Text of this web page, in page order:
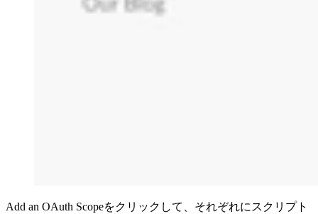
Add an OAuth Scopeをクリックして、それぞれにスクリプト